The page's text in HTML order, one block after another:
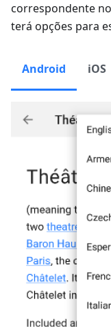
correspondente
terá opções para
Android iOS